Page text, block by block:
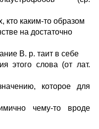
кто каким-то образом
на достаточно
В. р. таит в себе
этого слова (от лат.
которое для
чему-то вроде